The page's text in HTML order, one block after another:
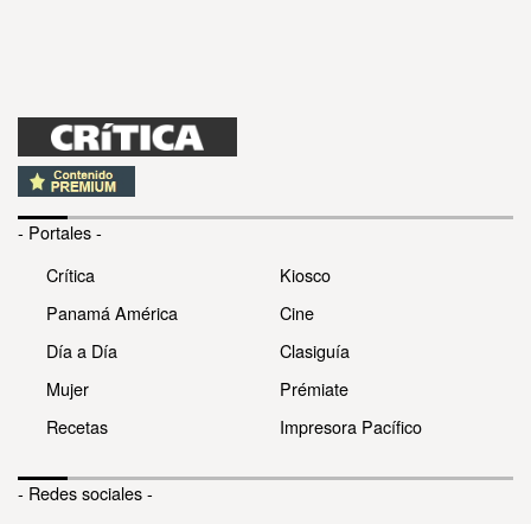
- Portales -
Crítica
Panamá América
Día a Día
Mujer
Recetas
Kiosco
Cine
Clasiguía
Prémiate
Impresora Pacífico
- Redes sociales -